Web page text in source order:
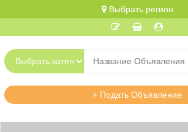
Выбрать регион
+ Подать Объявление